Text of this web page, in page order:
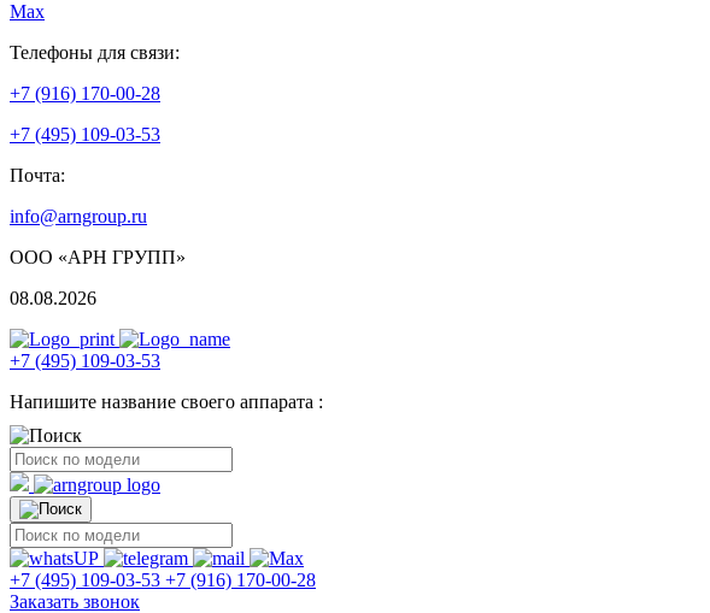
Max
Телефоны для связи:
+7 (916) 170-00-28
+7 (495) 109-03-53
Почта:
info@arngroup.ru
ООО «АРН ГРУПП»
08.08.2026
+7 (495) 109-03-53
Напишите название своего аппарата :
+7 (495) 109-03-53 +7 (916) 170-00-28
Заказать звонок